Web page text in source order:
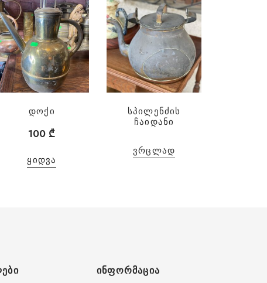
დოქი
100 ₾
ᲧᲘᲓᲕᲐ
სპილენძის
ჩაიდანი
ᲕᲠᲪᲚᲐᲓ
ᲘᲜᲤᲝᲠᲛᲐᲪᲘᲐ